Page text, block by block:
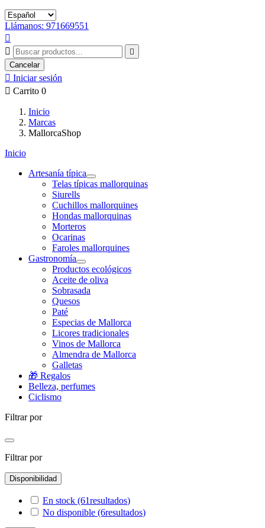
Llámanos: 971669551



Cancelar
 Iniciar sesión
 Carrito 0
Inicio
Marcas
MallorcaShop
Inicio
Artesanía típica
Telas típicas mallorquinas
Siurells
Cuchillos mallorquines
Hondas mallorquinas
Morteros
Ocarinas
Faroles mallorquines
Gastronomía
Productos ecológicos
Aceite de oliva
Sobrasada
Quesos
Paté
Especias de Mallorca
Licores tradicionales
Vinos de Mallorca
Almendra de Mallorca
Galletas
🎁 Regalos
Belleza, perfumes
Ciclismo
Filtrar por
Filtrar por
Disponibilidad
En stock (61resultados)
No disponible (6resultados)